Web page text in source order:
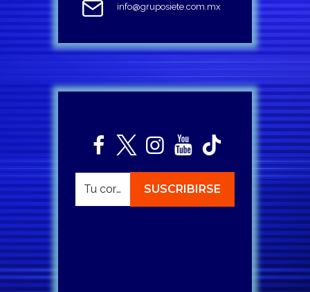
info@gruposiete.com.mx